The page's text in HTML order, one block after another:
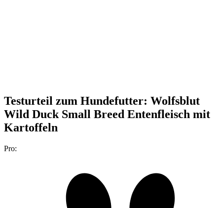
Testurteil zum Hundefutter: Wolfsblut
Wild Duck Small Breed Entenfleisch mit
Kartoffeln
Pro: